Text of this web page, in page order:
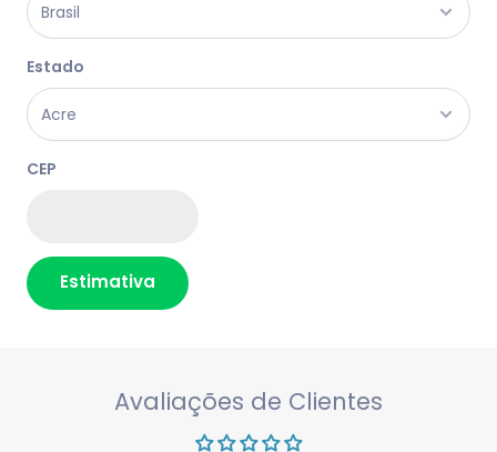
Estado
CEP
Estimativa
Avaliações de Clientes